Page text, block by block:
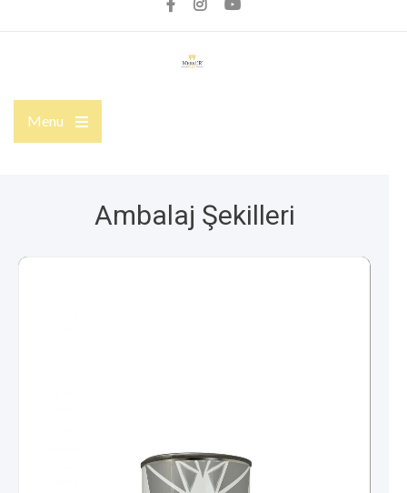
Menu
Ambalaj Şekilleri